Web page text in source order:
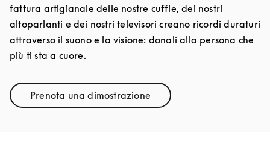
fattura artigianale delle nostre cuffie, dei nostri
altoparlanti e dei nostri televisori creano ricordi duraturi
attraverso il suono e la visione: donali alla persona che
più ti sta a cuore.
Prenota una dimostrazione
Link Opens in New Tab